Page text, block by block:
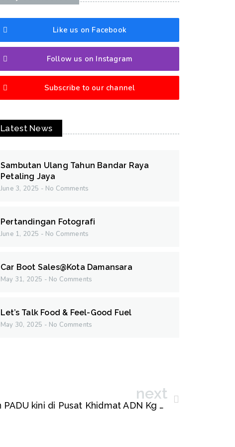
Like us on Facebook
Follow us on Instagram
Subscribe to our channel
Latest News
Sambutan Ulang Tahun Bandar Raya
Petaling Jaya
June 3, 2025 No Comments
Pertandingan Fotografi
June 1, 2025 No Comments
Car Boot Sales@Kota Damansara
May 31, 2025 No Comments
Let’s Talk Food & Feel-Good Fuel
May 30, 2025 No Comments
next
Kaunter Pendaftaran PADU kini di Pusat Khidmat ADN Kg Tunku